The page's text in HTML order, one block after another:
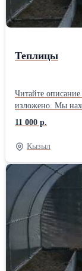
Теплицы
Читайте описание
изложено. Мы
теплицы
🚩В каркасе две
Каркас на 5ти
🚩🚩 Цена
Сотовый
выбор. 🚩Каркас
метрам с
длины на 2м - 2
Каркас 3*6м
900 руб.
теплицы по
Длина теплицы
метров❗
11 000 р.
Кызыл